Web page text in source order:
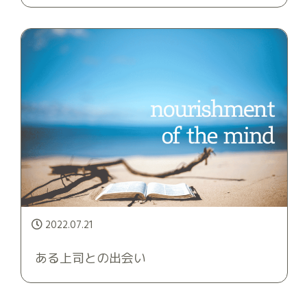
2022.07.21
ある上司との出会い